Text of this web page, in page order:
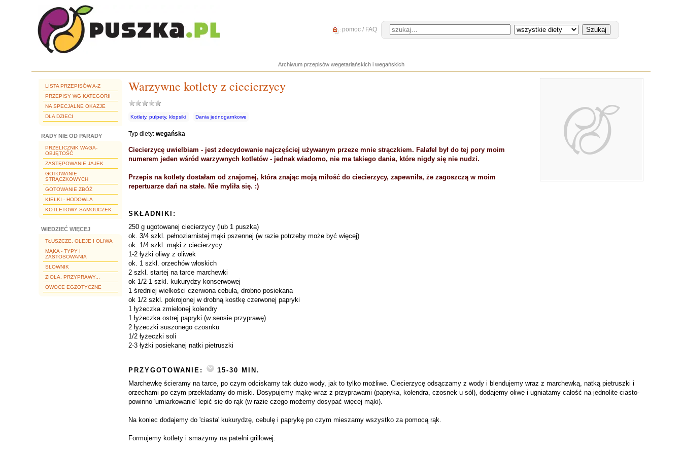
pomoc / FAQ
Archiwum przepisów wegetariańskich i wegańskich
LISTA PRZEPISÓW A-Z
PRZEPISY WG KATEGORII
NA SPECJALNE OKAZJE
DLA DZIECI
RADY NIE OD PARADY
PRZELICZNIK WAGA-
OBJĘTOŚĆ
ZASTĘPOWANIE JAJEK
GOTOWANIE
STRĄCZKOWYCH
GOTOWANIE ZBÓŻ
KIEŁKI - HODOWLA
KOTLETOWY SAMOUCZEK
WIEDZIEĆ WIĘCEJ
TŁUSZCZE, OLEJE I OLIWA
MĄKA - TYPY I
ZASTOSOWANIA
SŁOWNIK
ZIOŁA, PRZYPRAWY...
OWOCE EGZOTYCZNE
Warzywne kotlety z ciecierzycy
Kotlety, pulpety, klopsiki Dania jednogarnkowe
Typ diety: wegańska
Ciecierzycę uwielbiam - jest zdecydowanie najczęściej używanym przeze mnie strączkiem. Falafel był do tej pory moim
numerem jeden wśród warzywnych kotletów - jednak wiadomo, nie ma takiego dania, które nigdy się nie nudzi.
Przepis na kotlety dostałam od znajomej, która znając moją miłość do ciecierzycy, zapewniła, że zagoszczą w moim
repertuarze dań na stałe. Nie myliła się. :)
SKŁADNIKI:
250 g ugotowanej ciecierzycy (lub 1 puszka)
ok. 3/4 szkl. pełnoziarnistej mąki pszennej (w razie potrzeby może być więcej)
ok. 1/4 szkl. mąki z ciecierzycy
1-2 łyżki oliwy z oliwek
ok. 1 szkl. orzechów włoskich
2 szkl. startej na tarce marchewki
ok 1/2-1 szkl. kukurydzy konserwowej
1 średniej wielkości czerwona cebula, drobno posiekana
ok 1/2 szkl. pokrojonej w drobną kostkę czerwonej papryki
1 łyżeczka zmielonej kolendry
1 łyżeczka ostrej papryki (w sensie przyprawę)
2 łyżeczki suszonego czosnku
1/2 łyżeczki soli
2-3 łyżki posiekanej natki pietruszki
PRZYGOTOWANIE:
15-30 MIN.
Marchewkę ścieramy na tarce, po czym odciskamy tak dużo wody, jak to tylko możliwe. Ciecierzycę odsączamy z wody i blendujemy wraz z marchewką, natką pietruszki i
orzechami po czym przekładamy do miski. Dosypujemy mąkę wraz z przyprawami (papryka, kolendra, czosnek u sól), dodajemy oliwę i ugniatamy całość na jednolite ciasto-
powinno 'umiarkowanie' lepić się do rąk (w razie czego możemy dosypać więcej mąki).
Na koniec dodajemy do 'ciasta' kukurydzę, cebulę i paprykę po czym mieszamy wszystko za pomocą rąk.
Formujemy kotlety i smażymy na patelni grillowej.